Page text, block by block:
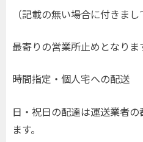
（記載の無い場合に付きまし
最寄りの営業所止めとなりま
時間指定・個人宅への配送
日・祝日の配達は運送業者
ます。